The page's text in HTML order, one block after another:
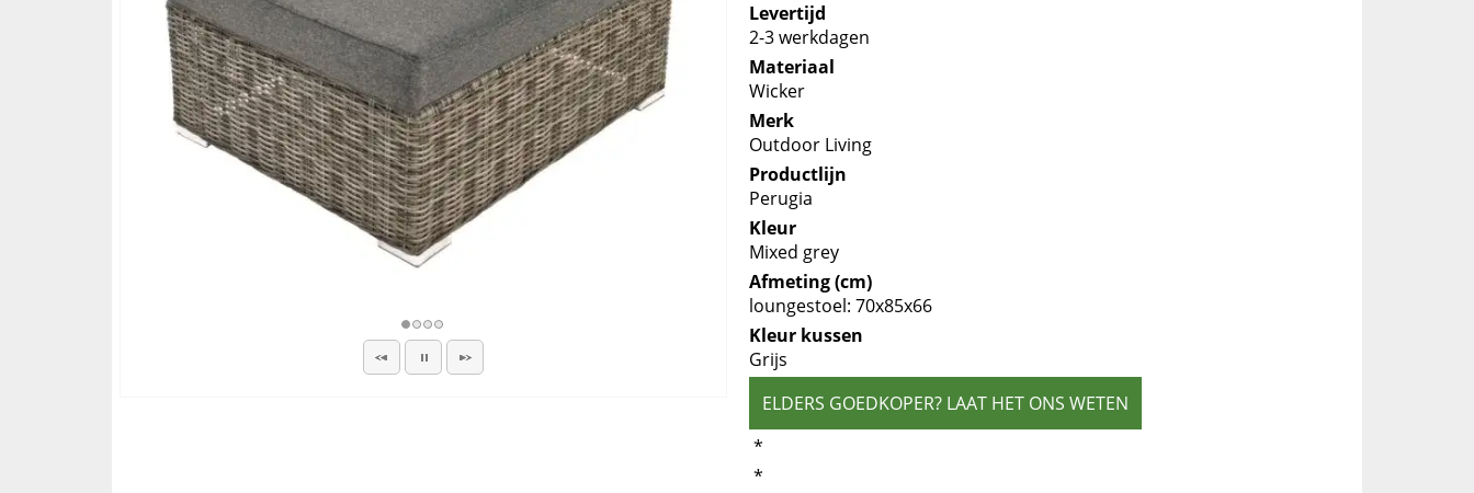
Levertijd
2-3 werkdagen
Materiaal
Wicker
Merk
Outdoor Living
Productlijn
Perugia
Kleur
Mixed grey
Afmeting (cm)
loungestoel: 70x85x66
Kleur kussen
Grijs
ELDERS GOEDKOPER? LAAT HET ONS WETEN
*
*